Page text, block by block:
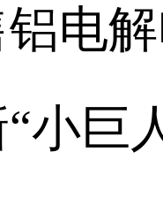
电
小巨